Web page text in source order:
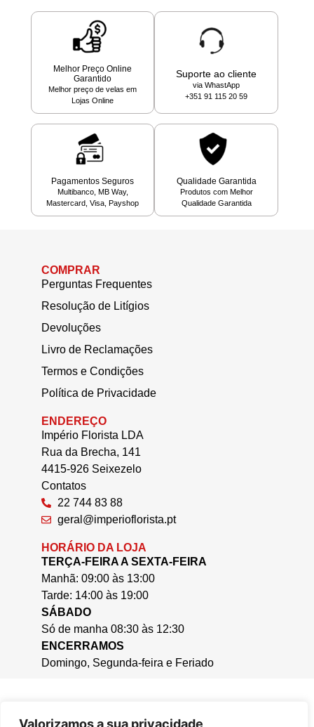
Valorizamos a sua privacidade
Melhor Preço Online
Garantido
Melhor preço de velas em
Lojas Online
Suporte ao cliente
via WhastApp
+351 91 115 20 59
Pagamentos Seguros
Multibanco, MB Way,
Mastercard, Visa, Payshop
Qualidade Garantida
Produtos com Melhor
Qualidade Garantida
COMPRAR
Perguntas Frequentes
Resolução de Litígios
Devoluções
Livro de Reclamações
Termos e Condições
Política de Privacidade
ENDEREÇO
Império Florista LDA
Rua da Brecha, 141
4415-926 Seixezelo
Contatos
22 744 83 88
geral@imperioflorista.pt
HORÁRIO DA LOJA
TERÇA-FEIRA A SEXTA-FEIRA
Manhã: 09:00 às 13:00
Tarde: 14:00 às 19:00
SÁBADO
Só de manha 08:30 às 12:30
ENCERRAMOS
Domingo, Segunda-feira e Feriado